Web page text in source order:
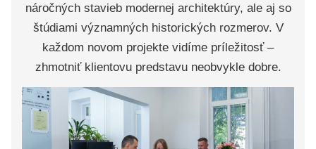
náročných stavieb modernej architektúry, ale aj so
štúdiami významných historických rozmerov. V
každom novom projekte vidíme príležitosť –
zhmotniť klientovu predstavu neobvykle dobre.